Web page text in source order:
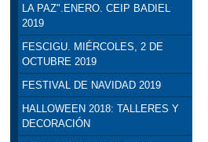
LA PAZ".ENERO. CEIP BADIEL
2019
FESCIGU. MIÉRCOLES, 2 DE
OCTUBRE 2019
FESTIVAL DE NAVIDAD 2019
HALLOWEEN 2018: TALLERES Y
DECORACIÓN